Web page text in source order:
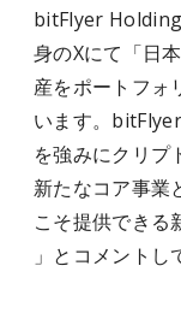
bitFlyer
身のXにて「日
産をポートフォ
います。
を強みにクリプ
新たなコア事業
こそ提供できる
」とコメントし